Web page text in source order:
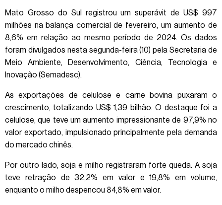
Mato Grosso do Sul registrou um superávit de US$ 997
milhões na balança comercial de fevereiro, um aumento de
8,6% em relação ao mesmo período de 2024. Os dados
foram divulgados nesta segunda-feira (10) pela Secretaria de
Meio Ambiente, Desenvolvimento, Ciência, Tecnologia e
Inovação (Semadesc).
As exportações de celulose e carne bovina puxaram o
crescimento, totalizando US$ 1,39 bilhão. O destaque foi a
celulose, que teve um aumento impressionante de 97,9% no
valor exportado, impulsionado principalmente pela demanda
do mercado chinês.
Por outro lado, soja e milho registraram forte queda. A soja
teve retração de 32,2% em valor e 19,8% em volume,
enquanto o milho despencou 84,8% em valor.